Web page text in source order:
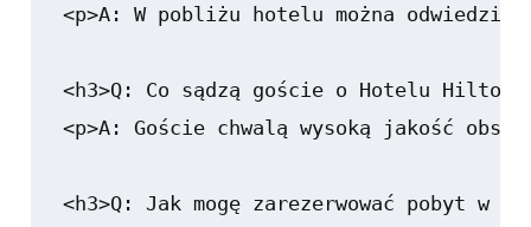
<p>A: W pobliżu hotelu można
<h3>Q: Co sądzą goście o Hotelu Hilton
<p>A: Goście chwalą wysoką jakość
<h3>Q: Jak mogę zarezerwować pobyt w